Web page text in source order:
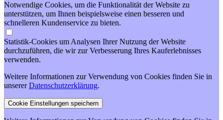
Notwendige Cookies, um die Funktionalität der Website zu
unterstützen, um Ihnen beispielsweise einen besseren und
schnelleren Kundenservice zu bieten.
Statistik-Cookies um Analysen Ihrer Nutzung der Website
durchzuführen, die wir zur Verbesserung Ihres Kauferlebnisses
verwenden.
Weitere Informationen zur Verwendung von Cookies finden Sie in
unsererDatenschutzerklärung.